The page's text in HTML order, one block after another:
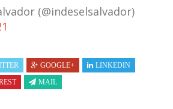
(@indeselsalvador)
GOOGLE+
LINKEDIN
MAIL